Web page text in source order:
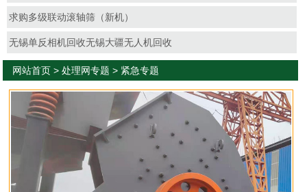
求购多级联动滚轴筛（新机）
无锡单反相机回收无锡大疆无人机回收
网站首页 >处理网专题 > 紧急专题